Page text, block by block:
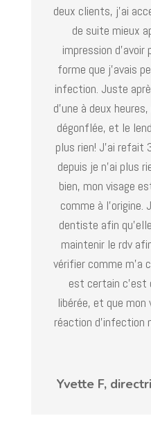
deux clients, j’ai
de suite mieux
impression d’avoir
forme que j’avais
infection. Juste
d’une à deux
dégonflée, et le
plus rien! J’ai refait
depuis je n’ai plus
bien, mon visage
comme à l’origine.
dentiste afin
maintenir le rdv
vérifier comme m’a
est certain c’est
libérée, et que mon
réaction d’infection
Yvette F,